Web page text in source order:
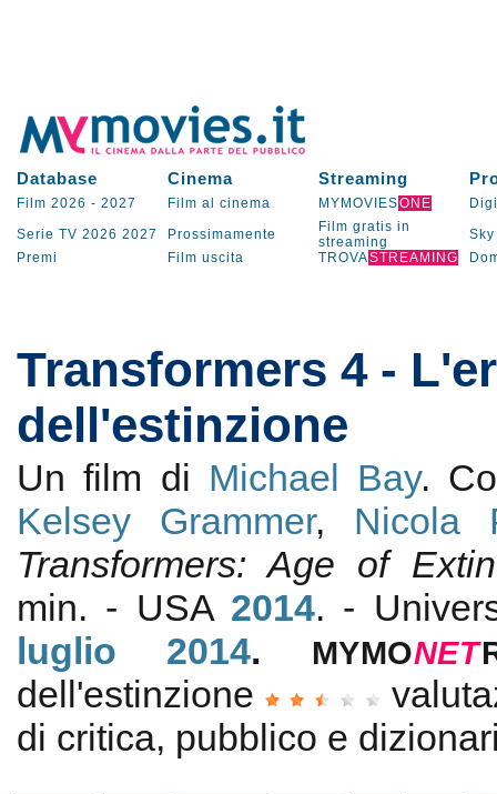
Database Cinema Streaming
Film 2026 - 2027 Film al cinema MYMOVIESONE
Serie TV 2026 2027 Prossimamente
Film gratis in
streaming
Sky
Premi
Film uscita TROVASTREAMING
Transformers 4 -
dell'estinzione
Un film di Michael Bay.
Kelsey Grammer, Nicola
Transformers: Age of
min. - USA 2014. -
luglio 2014. MYMONET
dell'estinzione
di critica, pubblico e